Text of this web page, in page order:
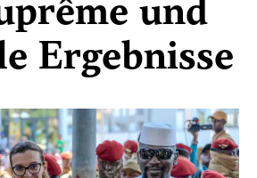
und
Ergebnisse